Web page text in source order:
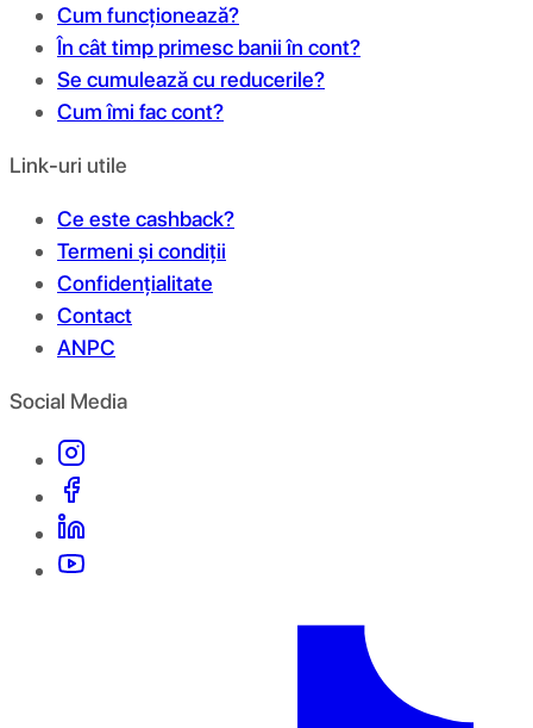
Cum funcționează?
În cât timp primesc banii în cont?
Se cumulează cu reducerile?
Cum îmi fac cont?
Link-uri utile
Ce este cashback?
Termeni și condiții
Confidențialitate
Contact
ANPC
Social Media